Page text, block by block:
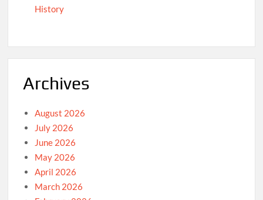
History
Archives
August 2026
July 2026
June 2026
May 2026
April 2026
March 2026